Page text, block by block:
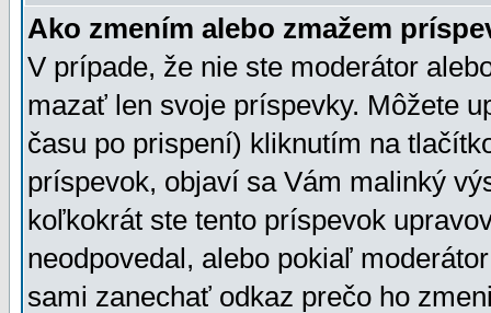
Ako zmením alebo zmažem
V prípade, že nie ste moderátor
mazať len svoje príspevky. Môžete
času po prispení) kliknutím na
príspevok, objaví sa Vám malinký
koľkokrát ste tento príspevok
neodpovedal, alebo pokiaľ
sami zanechať odkaz prečo ho